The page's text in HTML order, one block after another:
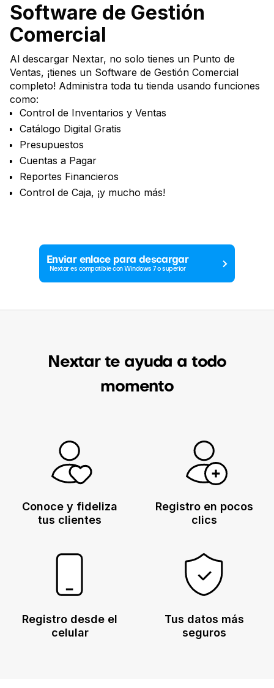
Software de Gestión
Comercial
Al descargar Nextar, no solo tienes un Punto de
Ventas, ¡tienes un Software de Gestión Comercial
completo! Administra toda tu tienda usando funciones
como:
Control de Inventarios y Ventas
Catálogo Digital Gratis
Presupuestos
Cuentas a Pagar
Reportes Financieros
Control de Caja, ¡y mucho más!
Enviar enlace para descargar
Nextar es compatible con Windows 7 o superior
Nextar te ayuda a todo
momento
Conoce y fideliza
tus clientes
Registro desde el
celular
Registro en pocos
clics
Tus datos más
seguros